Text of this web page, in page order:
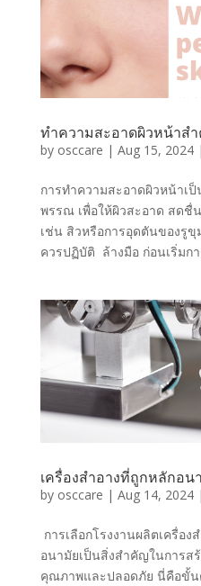
ทำความสะอาดผิวหน้าส
by osccare | Aug 15, 2024|
การทำความสะอาดผิวหน้า
พรรณ เพื่อให้ผิวสะอาด สดชื่
เช่น สิวหรือการอุดตันของ
ควรปฏิบัติ ล้างมือ ก่อนเริ่มก
เครื่องสำอางที่ถูกหลักอน
by osccare | Aug 14, 2024|
การเลือกโรงงานผลิตเครื่อ
อนามัยเป็นสิ่งสำคัญในการส
คุณภาพและปลอดภัย นี่คือขั้น